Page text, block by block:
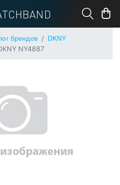
брендов
DKNY
NY4887